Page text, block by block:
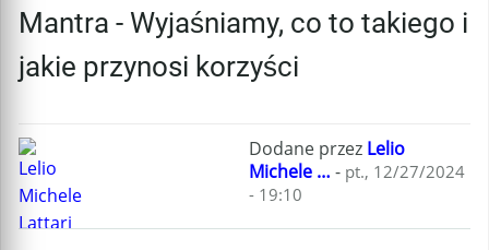
Mantra - Wyjaśniamy, co to takiego i
jakie przynosi korzyści
Dodane przez Lelio
Michele … - pt., 12/27/2024
- 19:10